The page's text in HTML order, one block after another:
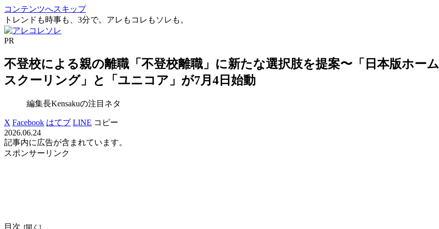
コンテンツへスキップ
トレンドも時事も、3分で。アレもコレもソレも。
PR
不登校による親の離職「不登校離職」に新たな選択肢を提案〜「日本版ホーム
スクーリング」と「ユニコア」が7月4日始動
編集長Kensakuの注目ネタ
X Facebook はてブ LINE コピー
2026.06.24
記事内に広告が含まれています。
スポンサーリンク
目次